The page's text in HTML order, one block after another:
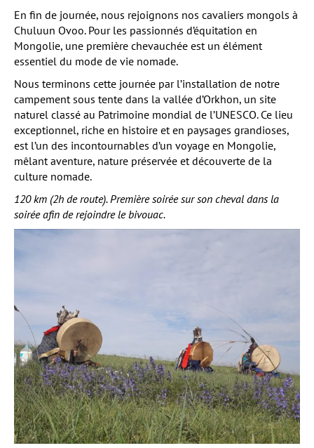
En fin de journée, nous rejoignons nos cavaliers mongols à
Chuluun Ovoo. Pour les passionnés d’équitation en
Mongolie, une première chevauchée est un élément
essentiel du mode de vie nomade.
Nous terminons cette journée par l’installation de notre
campement sous tente dans la vallée d’Orkhon, un site
naturel classé au Patrimoine mondial de l’UNESCO. Ce lieu
exceptionnel, riche en histoire et en paysages grandioses,
est l’un des incontournables d’un voyage en Mongolie,
mêlant aventure, nature préservée et découverte de la
culture nomade.
120 km (2h de route). Première soirée sur son cheval dans la
soirée afin de rejoindre le bivouac.